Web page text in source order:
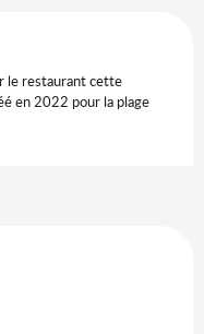
le restaurant cette
en 2022 pour la plage